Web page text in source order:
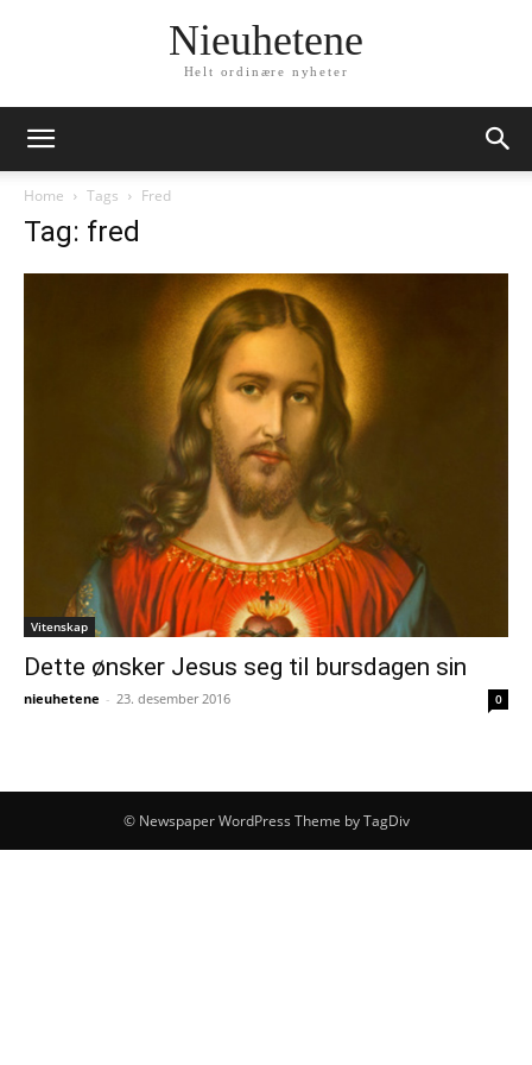
Nieuhetene
Helt ordinære nyheter
Home Tags Fred
Tag: fred
Vitenskap
Dette ønsker Jesus seg til bursdagen sin
nieuhetene - 23. desember 2016 0
© Newspaper WordPress Theme by TagDiv